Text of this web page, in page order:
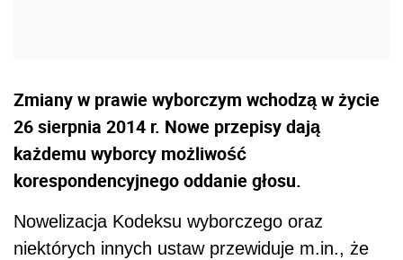
Zmiany w prawie wyborczym wchodzą w życie
26 sierpnia 2014 r. Nowe przepisy dają
każdemu wyborcy możliwość
korespondencyjnego oddanie głosu.
Nowelizacja Kodeksu wyborczego oraz
niektórych innych ustaw przewiduje m.in., że